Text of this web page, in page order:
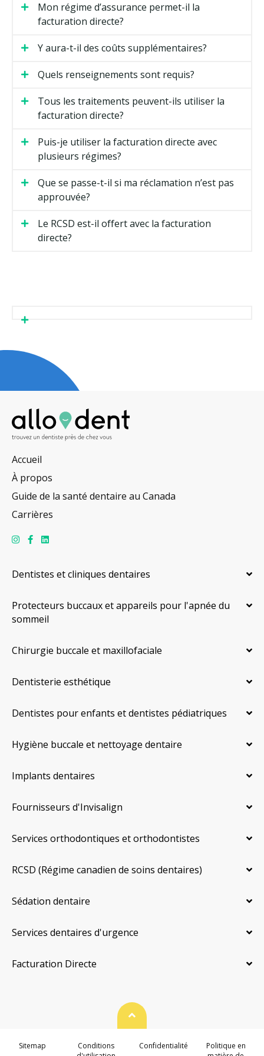
Mon régime d’assurance permet-il la
facturation directe?
Y aura-t-il des coûts supplémentaires?
Quels renseignements sont requis?
Tous les traitements peuvent-ils utiliser la
facturation directe?
Puis-je utiliser la facturation directe avec
plusieurs régimes?
Que se passe-t-il si ma réclamation n’est pas
approuvée?
Le RCSD est-il offert avec la facturation
directe?
Accueil
À propos
Guide de la santé dentaire au Canada
Carrières
Dentistes et cliniques dentaires
Protecteurs buccaux et appareils pour l'apnée du
sommeil
Chirurgie buccale et maxillofaciale
Dentisterie esthétique
Dentistes pour enfants et dentistes pédiatriques
Hygiène buccale et nettoyage dentaire
Implants dentaires
Fournisseurs d'Invisalign
Services orthodontiques et orthodontistes
RCSD (Régime canadien de soins dentaires)
Sédation dentaire
Services dentaires d'urgence
Facturation Directe
Haut de page
Sitemap
Conditions
Confidentialité
Politique en